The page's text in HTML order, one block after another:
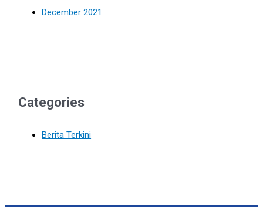
December 2021
Categories
Berita Terkini